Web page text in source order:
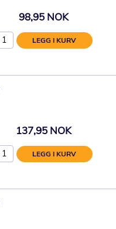
98,95 NOK
LEGG I KURV
137,95 NOK
LEGG I KURV